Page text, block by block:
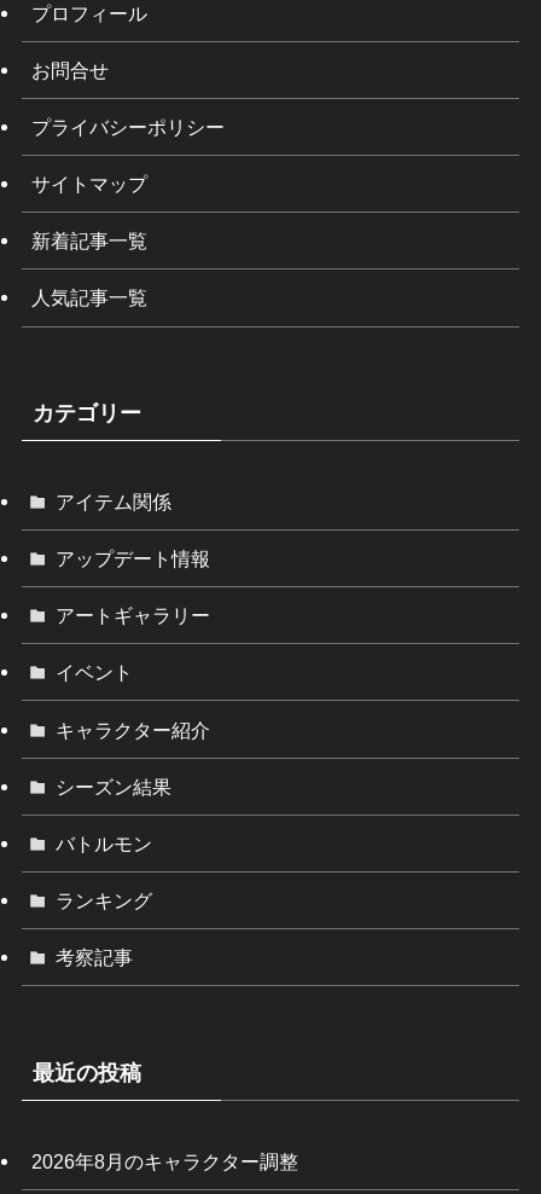
プロフィール
お問合せ
プライバシーポリシー
サイトマップ
新着記事一覧
人気記事一覧
カテゴリー
アイテム関係
アップデート情報
アートギャラリー
イベント
キャラクター紹介
シーズン結果
バトルモン
ランキング
考察記事
最近の投稿
2026年8月のキャラクター調整